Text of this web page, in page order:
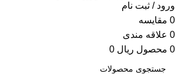
ورود / ثبت نام
0 مقایسه
0 علاقه مندی
0 محصول ریال